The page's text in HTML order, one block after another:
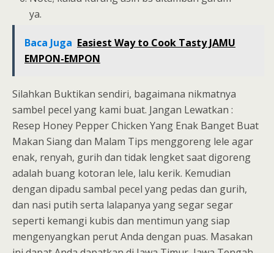
ya.
Baca Juga Easiest Way to Cook Tasty JAMU
EMPON-EMPON
Silahkan Buktikan sendiri, bagaimana nikmatnya
sambel pecel yang kami buat. Jangan Lewatkan :
Resep Honey Pepper Chicken Yang Enak Banget Buat
Makan Siang dan Malam Tips menggoreng lele agar
enak, renyah, gurih dan tidak lengket saat digoreng
adalah buang kotoran lele, lalu kerik. Kemudian
dengan dipadu sambal pecel yang pedas dan gurih,
dan nasi putih serta lalapanya yang segar segar
seperti kemangi kubis dan mentimun yang siap
mengenyangkan perut Anda dengan puas. Masakan